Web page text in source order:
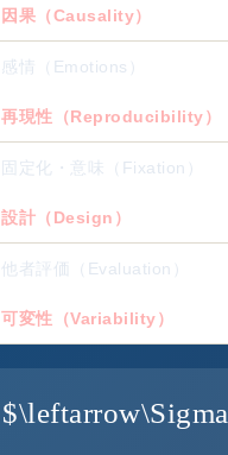
因果（Causality）
感情（Emotions）
再現性（Reproducibility）
固定化・意味（Fixation）
設計（Design）
他者評価（Evaluation）
可変性（Variability）